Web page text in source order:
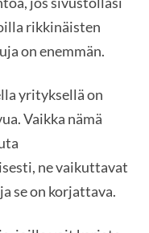
rikkinäisten
on enemmän.
yrityksellä on
Vaikka nämä
ne vaikuttavat
se on korjattava.